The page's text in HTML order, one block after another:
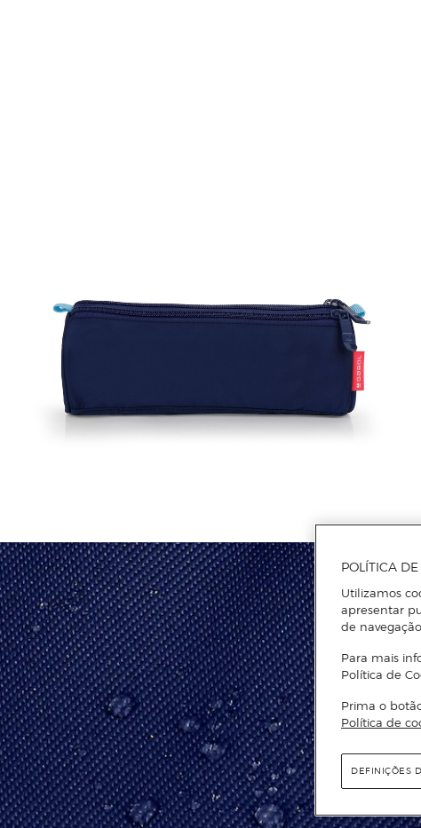
POLÍTICA
Utilizamos
apresentar
de navegação.
Para mais
Política de
Prima o
Política de
DEFINIÇÕES